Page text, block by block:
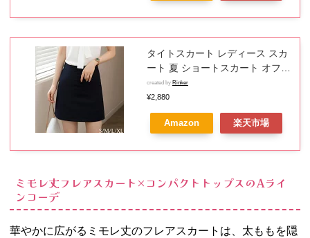
タイトスカート レディース スカ
ート 夏 ショートスカート オフィ
ススカート 膝上丈スカート フォ
ーマル ビジネススカート バック
チャック付き 無地 リクルート ハ
イウエスト 裏地付き オールシー
created by Rinker
¥2,880
Amazon 楽天市場
ミモレ丈フレアスカート×コンパクトトップスのAライ
ンコーデ
華やかに広がるミモレ丈のフレアスカートは、太ももを隠